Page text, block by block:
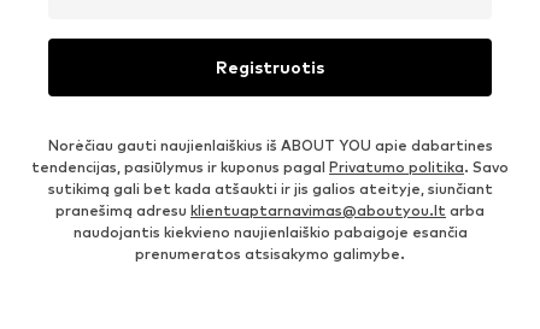
Registruotis
Norėčiau gauti naujienlaiškius iš ABOUT YOU apie dabartines
tendencijas, pasiūlymus ir kuponus pagal Privatumo politika. Savo
sutikimą gali bet kada atšaukti ir jis galios ateityje, siunčiant
pranešimą adresu klientuaptarnavimas@aboutyou.lt arba
naudojantis kiekvieno naujienlaiškio pabaigoje esančia
prenumeratos atsisakymo galimybe.